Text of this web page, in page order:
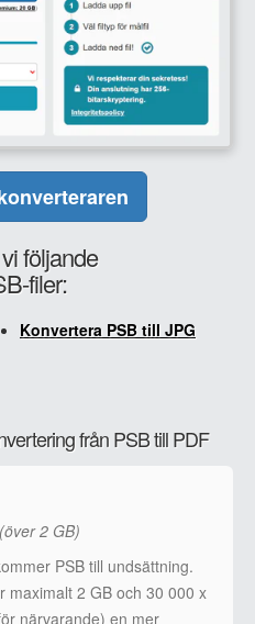
följande
filer:
Konvertera PSB till JPG
från PSB till PDF
2 GB)
PSB till undsättning.
maximalt 2 GB och 30 000 x
närvarande) en mer